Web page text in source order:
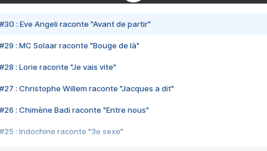
#30 : Eve Angeli raconte "Avant de partir"
#29 : MC Solaar raconte "Bouge de là"
#28 : Lorie raconte "Je vais vite"
#27 : Christophe Willem raconte "Jacques a dit"
#26 : Chimène Badi raconte "Entre nous"
#25 : Indochine raconte "3e sexe"